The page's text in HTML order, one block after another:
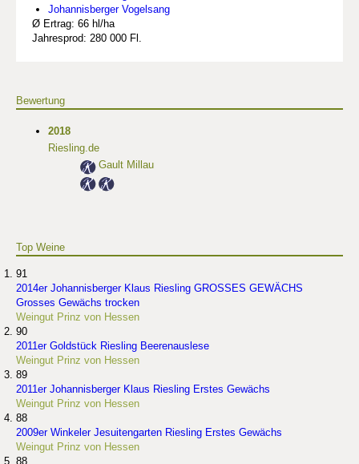
Johannisberger Vogelsang
Ø Ertrag: 66 hl/ha
Jahresprod: 280 000 Fl.
Bewertung
2018
Riesling.de
Gault Millau
Top Weine
91
2014er Johannisberger Klaus Riesling GROSSES GEWÄCHS
Grosses Gewächs trocken
Weingut Prinz von Hessen
90
2011er Goldstück Riesling Beerenauslese
Weingut Prinz von Hessen
89
2011er Johannisberger Klaus Riesling Erstes Gewächs
Weingut Prinz von Hessen
88
2009er Winkeler Jesuitengarten Riesling Erstes Gewächs
Weingut Prinz von Hessen
88